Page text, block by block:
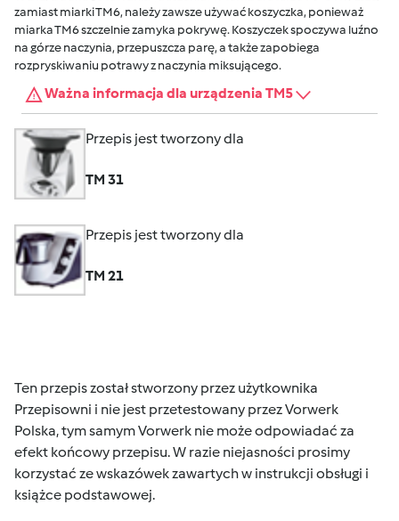
zamiast miarki TM6, należy zawsze używać koszyczka, ponieważ
miarka TM6 szczelnie zamyka pokrywę. Koszyczek spoczywa luźno
na górze naczynia, przepuszcza parę, a także zapobiega
rozpryskiwaniu potrawy z naczynia miksującego.
Ważna informacja dla urządzenia TM5
Przepis jest tworzony dla
TM 31
Przepis jest tworzony dla
TM 21
Ten przepis został stworzony przez użytkownika
Przepisowni i nie jest przetestowany przez Vorwerk
Polska, tym samym Vorwerk nie może odpowiadać za
efekt końcowy przepisu. W razie niejasności prosimy
korzystać ze wskazówek zawartych w instrukcji obsługi i
książce podstawowej.